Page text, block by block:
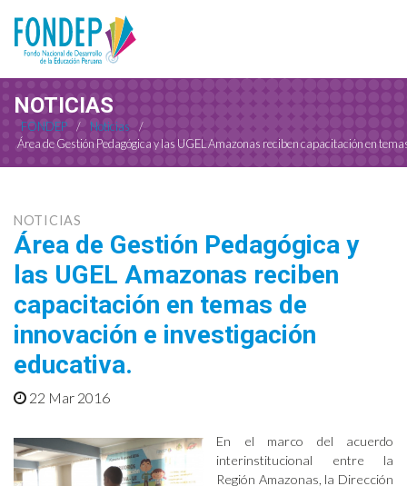
NOTICIAS
FONDEP / Noticias
/
Área de Gestión Pedagógica y las UGEL Amazonas reciben capacitación en
NOTICIAS
Área de Gestión Pedagógica y
las UGEL Amazonas reciben
capacitación en temas de
innovación e investigación
educativa.
22 Mar 2016
En el marco del acuerdo
interinstitucional entre la
Región Amazonas, la Dirección